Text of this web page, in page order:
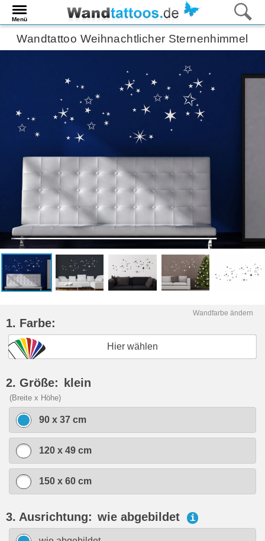
Menü
Wandtattoo Weihnachtlicher Sternenhimmel
Wandfarbe ändern
1. Farbe:
Hier wählen
2. Größe: klein
(Breite x Höhe)
90 x 37 cm
120 x 49 cm
150 x 60 cm
3. Ausrichtung: wie abgebildet i